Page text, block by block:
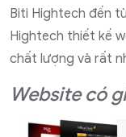
Biti Hightech đến
Hightech thiết kế
chất lượng và rất
Website có